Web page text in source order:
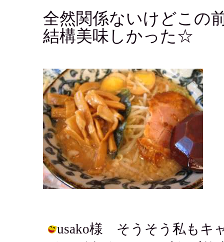
全然関係ないけどこの
結構美味しかった☆
usako様 そうそう私もキ